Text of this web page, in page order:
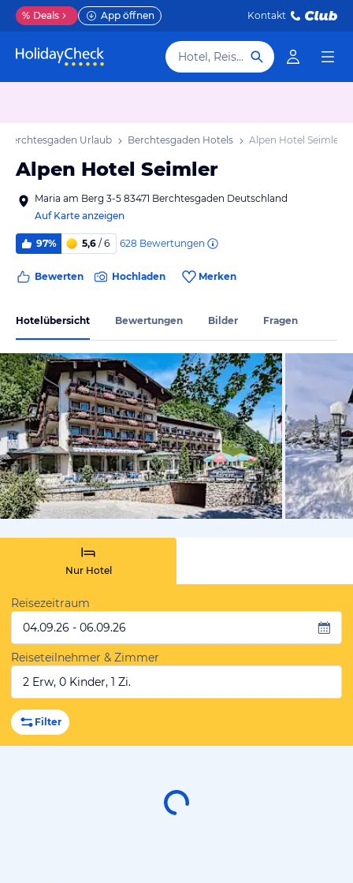
% Deals App öffnen Kontakt
Hotel, Reiseziel
Berchtesgaden Urlaub Berchtesgaden Hotels Alpen Hotel Seimler
Alpen Hotel Seimler
Maria am Berg 3-5 83471 Berchtesgaden Deutschland
Auf Karte anzeigen
97% 5,6 / 6 628 Bewertungen
Bewerten Hochladen Merken
Hotelübersicht Bewertungen Bilder Fragen
vom
Nur Hotel
Reisezeitraum
04.09.26 - 06.09.26
Reiseteilnehmer & Zimmer
2 Erw, 0 Kinder, 1 Zi.
Filter